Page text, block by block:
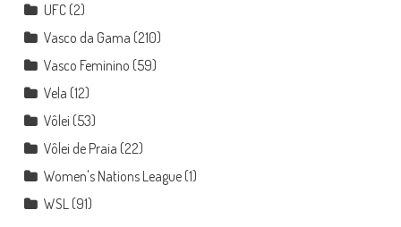
UFC(2)
Vasco da Gama (210)
Vasco Feminino (59)
Vela (12)
Vôlei (53)
Vôlei de Praia (22)
Women's Nations League(1)
WSL(91)